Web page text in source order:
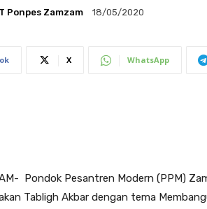
Ponpes Zamzam 18/05/2020
X WhatsApp
Pondok Pesantren Modern (PPM)
Tabligh Akbar dengan tema